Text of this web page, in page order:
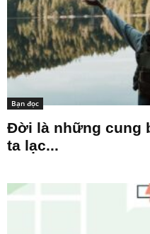
Bạn đọc
Đời là những cung
ta lạc...